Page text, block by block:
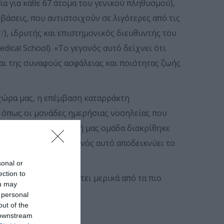
or
to
may
of the
για κάθε 67 άτομα του γενικού πληθυσμού),
που αντιστοιχούν σε λιγότερες από τις
), ιδρυτής και επιστημονικός διευθυντής του
School). «Το γεγονός αυτό δείχνει ότι
της συναφούς ασφάλειας και ποιότητας ζωής
μας, η επέμβαση καταρράκτη
όπως οι μονάδες ημερήσιας νοσηλείας που
«Η επιστημονική μας ομάδα διακρίθηκε
χιλιοστά. Το γεγονός αυτό αποδεικνύει το
παραθέτει μερικά από τα πιο